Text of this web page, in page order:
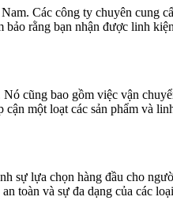
Các công ty chuyên cung
rằng bạn nhận được linh
cũng bao gồm việc vận
một loạt các sản phẩm và
sự lựa chọn hàng đầu cho
toàn và sự đa dạng của các